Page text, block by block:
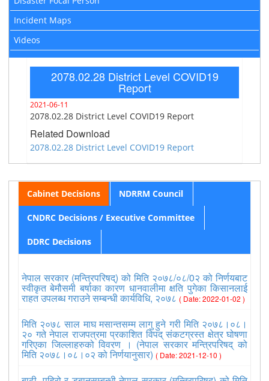
Incident Maps
Videos
2078.02.28 District Level COVID19
Report
2021-06-11
2078.02.28 District Level COVID19 Report
Related Download
2078.02.28 District Level COVID19 Report
Cabinet Decisions NDRRM Council
CNDRC Decisions / Executive Committee
DDRC Decisions
नेपाल सरकार (मन्त्रिपरिषद्) को मिति २०७८/०८/0२ को निर्णयबाट
स्वीकृत बेमौसमी बर्षाका कारण धानवालीमा क्षति पुगेका किसानलाई
राहत उपलब्ध गराउने सम्बन्धी कार्यविधि, २०७८ ( Date: 2022-01-02 )
मिति २०७८ साल माघ मसान्तसम्म लागु हुने गरी मिति २०७८।०८।
२० गते नेपाल राजपत्रमा प्रकाशित विपद् संकटग्रस्त क्षेत्र घोषणा
गरिएका जिल्लाहरुको विवरण । (नेपाल सरकार मन्त्रिपरिषद् को
मिति २०७८।०८।०२ को निर्णयानुसार) ( Date: 2021-12-10 )